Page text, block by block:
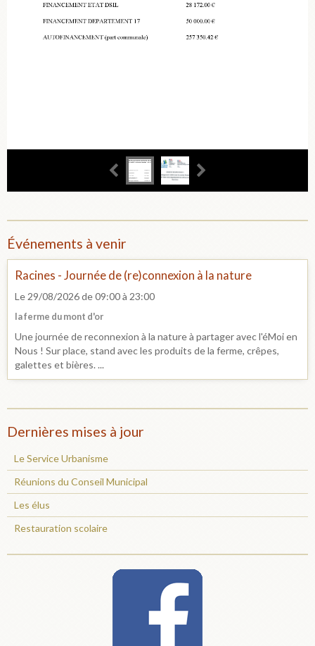
Événements à venir
Racines - Journée de (re)connexion à la nature
Le 29/08/2026de 09:00à 23:00
la ferme du mont d'or
Une journée de reconnexion à la nature à partager avec l'éMoi en
Nous ! Sur place, stand avec les produits de la ferme, crêpes,
galettes et bières. ...
Dernières mises à jour
Le Service Urbanisme
Réunions du Conseil Municipal
Les élus
Restauration scolaire